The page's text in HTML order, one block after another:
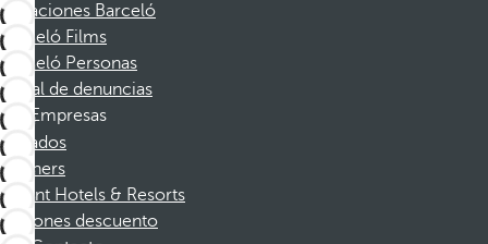
Vacaciones Barceló
Barceló Films
Barceló Personas
Canal de denuncias
Empresas
Afiliados
Partners
Dorint Hotels & Resorts
Cupones descuento